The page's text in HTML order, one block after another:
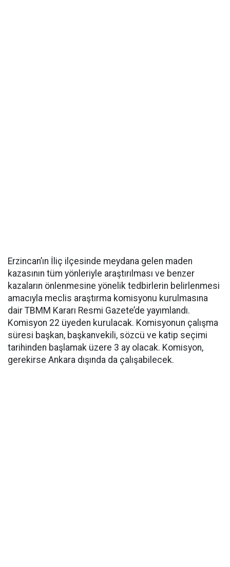
Erzincan’ın İliç ilçesinde meydana gelen maden
kazasının tüm yönleriyle araştırılması ve benzer
kazaların önlenmesine yönelik tedbirlerin belirlenmesi
amacıyla meclis araştırma komisyonu kurulmasına
dair TBMM Kararı Resmi Gazete’de yayımlandı.
Komisyon 22 üyeden kurulacak. Komisyonun çalışma
süresi başkan, başkanvekili, sözcü ve katip seçimi
tarihinden başlamak üzere 3 ay olacak. Komisyon,
gerekirse Ankara dışında da çalışabilecek.